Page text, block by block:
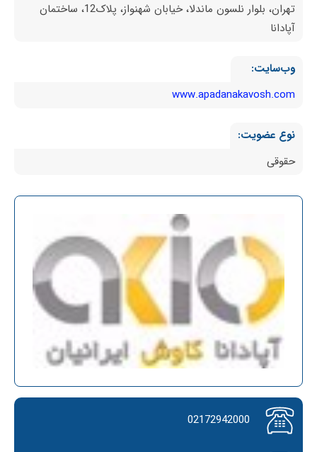
تهران، بلوار نلسون ماندلا، خیابان شهنواز، پلاک12، ساختمان
آپادانا
وب‌سایت:
www.apadanakavosh.com
نوع عضویت:
حقوقی
02172942000